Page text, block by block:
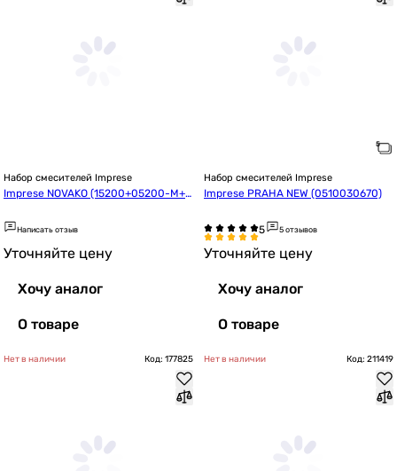
Набор смесителей Imprese
Imprese NOVAKO (15200+05200-M+R
Написать отзыв
Уточняйте цену
Хочу аналог
О товаре
Набор смесителей Imprese
Imprese PRAHA NEW (0510030670)
5 отзывов
Уточняйте цену
Хочу аналог
О товаре
Нет в наличии Код: 177825 Нет в наличии Код: 211419